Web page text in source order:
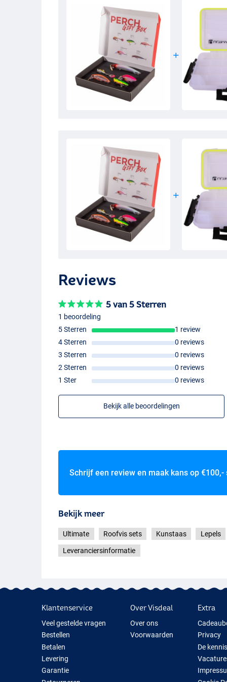
- Aantrekkelijke natuurlijke kleuren
- Geschikt voor zowel voor zoet- als zoutwater
- Uitgerust met vlijmscherpe, hoogwaardige dreggen
- Onweerstaanbaar voor roofvis!
Ultimate X-Chunk Shallow
- Plug
- Lengte: 4.3cm
- Gewicht: 6g
- Voorzien van ingebouwde ratel
- Aantrekkelijke natuurlijke kleuren
- Super sterke kunststof constructie
- Bruikbaar in vrijwel alle soorten wateren
- Uitgerust met vlijmscherpe, hoogwaardige dreggen
- Perfect voor kleinere roofvissen zoals baars, roofblei
Ultimate X-Minnow
- Zwevend
- Duikdiepte: 0.3 – 0.8m
- Life-like ogen
- Longcast systeem
- Kan snel gevist worden
- Uitgerust met hoogwaardige dreggen
Reviews
5 van 5 Sterren
1 beoordeling
5 Sterren
1 review
4 Sterren
0 reviews
3 Sterren
0 reviews
2 Sterren
0 reviews
1 Ster
0 reviews
Bekijk alle beoordelingen
Schrijf een review en maak kans op €100,-
Bekijk meer
Ultimate Roofvis sets Kunstaas Lepels
Leveranciersinformatie
Klantenservice
Veel gestelde vragen
Bestellen
Betalen
Levering
Garantie
Over Visdeal
Over ons
Voorwaarden
Extra
Privacy
De